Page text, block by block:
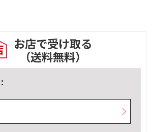
お店で受け取る
（送料無料）